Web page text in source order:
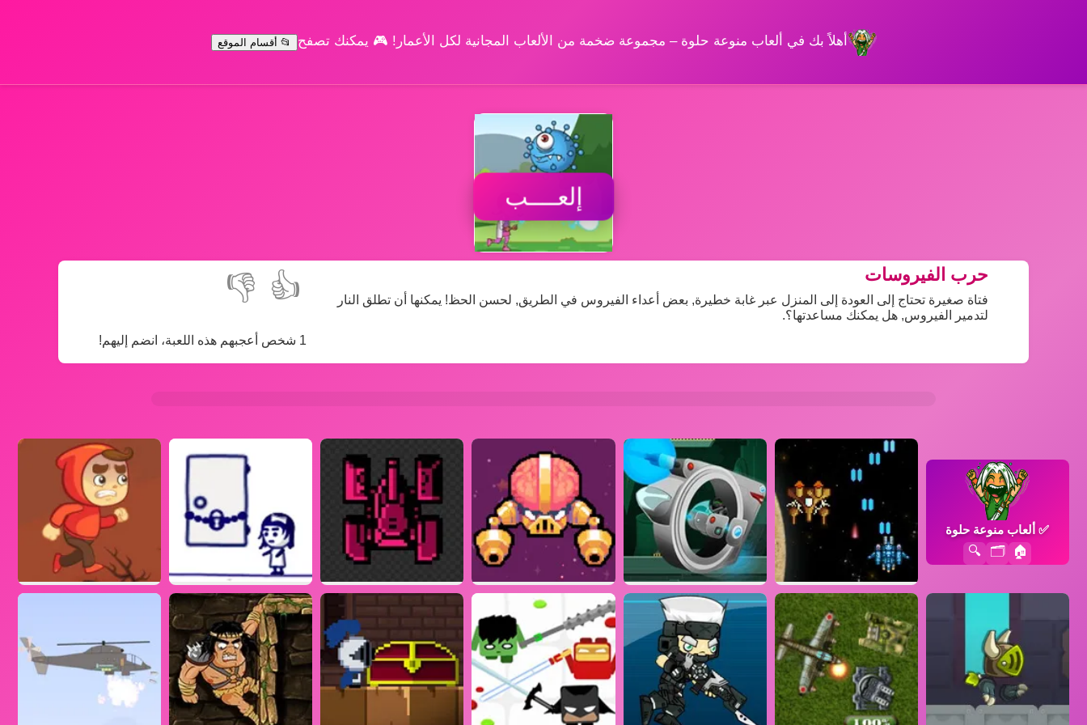
أهلاً بك في ألعاب منوعة حلوة – مجموعة ضخمة من الألعاب المجانية لكل الأعمار! 🎮 يمكنك تصفح 📂 أقسام الموقع
إلعــــب
👍
👎
1 شخص أعجبهم هذه اللعبة، انضم إليهم!
حرب الفيروسات
فتاة صغيرة تحتاج إلى العودة إلى المنزل عبر غابة خطيرة, بعض أعداء الفيروس في الطريق, لحسن الحظ! يمكنها أن تطلق النار
لتدمير الفيروس, هل يمكنك مساعدتها؟.
✅ألعاب منوعة حلوة
🏠
🗂️
🔍